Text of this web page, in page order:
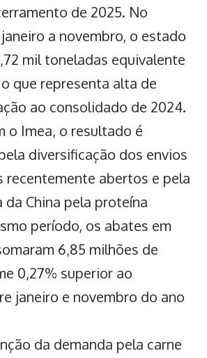
de 2025. No
a novembro, o estado
mil toneladas equivalente
o que representa alta de
ao consolidado de 2024.
o Imea, o resultado é
diversificação dos envios
recentemente abertos e pela
China pela proteína
período, os abates em
6,85 milhões de
0,27% superior ao
janeiro e novembro do ano
da demanda pela carne